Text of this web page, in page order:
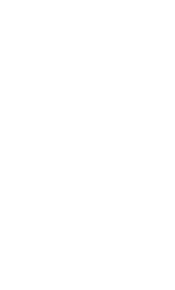
Totalt antal röster: